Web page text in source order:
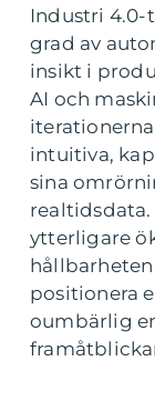
Industri 4.0-
grad av
insikt i
AI och
intuitiva,
sina
realtidsdata.
ytterligare
positionera
oumbärlig